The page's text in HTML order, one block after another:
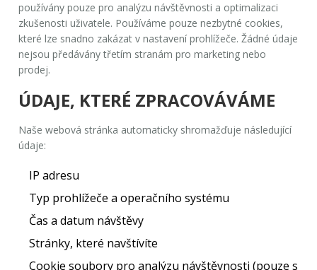
používány pouze pro analýzu návštěvnosti a optimalizaci
zkušenosti uživatele. Používáme pouze nezbytné cookies,
které lze snadno zakázat v nastavení prohlížeče. Žádné údaje
nejsou předávány třetím stranám pro marketing nebo
prodej.
ÚDAJE, KTERÉ ZPRACOVÁVÁME
Naše webová stránka automaticky shromažďuje následující
údaje:
IP adresu
Typ prohlížeče a operačního systému
Čas a datum návštěvy
Stránky, které navštívíte
Cookie soubory pro analýzu návštěvnosti (pouze s